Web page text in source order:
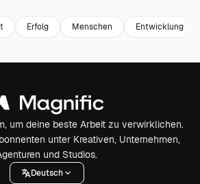
Erfolg Menschen Entwicklung
um deine beste Arbeit zu verwirklichen.
unter Kreativen, Unternehmen,
und Studios.
Deutsch